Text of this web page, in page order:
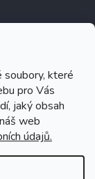
které
pro Vás
jaký obsah
web
údajů.
Upravit
Tomáš Hlad